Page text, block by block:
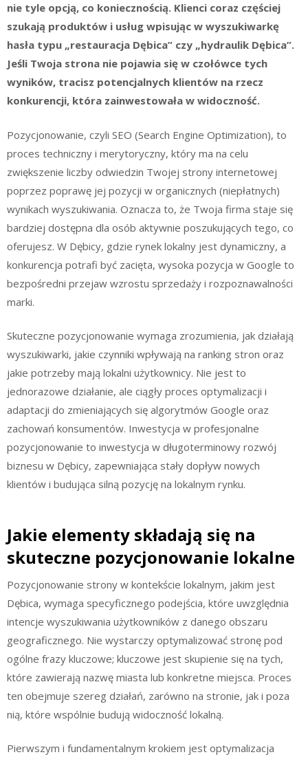
nie tyle opcją, co koniecznością. Klienci coraz częściej
szukają produktów i usług wpisując w wyszukiwarkę
hasła typu „restauracja Dębica” czy „hydraulik Dębica”.
Jeśli Twoja strona nie pojawia się w czołówce tych
wyników, tracisz potencjalnych klientów na rzecz
konkurencji, która zainwestowała w widoczność.
Pozycjonowanie, czyli SEO (Search Engine Optimization), to
proces techniczny i merytoryczny, który ma na celu
zwiększenie liczby odwiedzin Twojej strony internetowej
poprzez poprawę jej pozycji w organicznych (niepłatnych)
wynikach wyszukiwania. Oznacza to, że Twoja firma staje się
bardziej dostępna dla osób aktywnie poszukujących tego, co
oferujesz. W Dębicy, gdzie rynek lokalny jest dynamiczny, a
konkurencja potrafi być zacięta, wysoka pozycja w Google to
bezpośredni przejaw wzrostu sprzedaży i rozpoznawalności
marki.
Skuteczne pozycjonowanie wymaga zrozumienia, jak działają
wyszukiwarki, jakie czynniki wpływają na ranking stron oraz
jakie potrzeby mają lokalni użytkownicy. Nie jest to
jednorazowe działanie, ale ciągły proces optymalizacji i
adaptacji do zmieniających się algorytmów Google oraz
zachowań konsumentów. Inwestycja w profesjonalne
pozycjonowanie to inwestycja w długoterminowy rozwój
biznesu w Dębicy, zapewniająca stały dopływ nowych
klientów i budująca silną pozycję na lokalnym rynku.
Jakie elementy składają się na
skuteczne pozycjonowanie lokalne
Pozycjonowanie strony w kontekście lokalnym, jakim jest
Dębica, wymaga specyficznego podejścia, które uwzględnia
intencje wyszukiwania użytkowników z danego obszaru
geograficznego. Nie wystarczy optymalizować stronę pod
ogólne frazy kluczowe; kluczowe jest skupienie się na tych,
które zawierają nazwę miasta lub konkretne miejsca. Proces
ten obejmuje szereg działań, zarówno na stronie, jak i poza
nią, które wspólnie budują widoczność lokalną.
Pierwszym i fundamentalnym krokiem jest optymalizacja